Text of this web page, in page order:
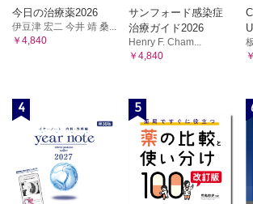
シーン7 クロルプロマジン（抗精神病薬）による
7 腎障害アセスメント
・薬剤性腎障害（DKI）とは
・急性腎障害（AKI）の定義
シーン1 ジクロフェナク（NSAIDs）による腎障
シーン2 アルベカシン（アミノグリコシド系抗菌
われた！
シーン3 バンコマイシン（グリコペプチド系抗菌
われた！
シーン4 メトトレキサート（葉酸代謝拮抗薬）に
た！
・薬疹の治療
・起因薬の特定
シーン2 ロキソプロフェン（NSAIDs）によ
シーン3 カルバマゼピン（抗痙攣薬）によ
た！
シーン4 アロプリノール（高尿酸血症治療
疑われた！
シーン5 パニツムマブ(抗がん薬)による薬疹
今日の治療薬2026
伊豆津 宏二 今井 靖 桑...
￥4,840
サンフォード感染症
治療ガイド2026
Henry F. Cham...
￥4,840
4 5